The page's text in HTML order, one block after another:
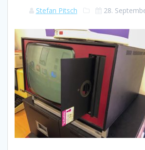
Stefan Pitsch 28.